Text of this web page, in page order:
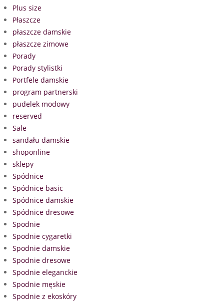
Plus size
Płaszcze
płaszcze damskie
płaszcze zimowe
Porady
Porady stylistki
Portfele damskie
program partnerski
pudelek modowy
reserved
Sale
sandału damskie
shoponline
sklepy
Spódnice
Spódnice basic
Spódnice damskie
Spódnice dresowe
Spodnie
Spodnie cygaretki
Spodnie damskie
Spodnie dresowe
Spodnie eleganckie
Spodnie męskie
Spodnie z ekoskóry